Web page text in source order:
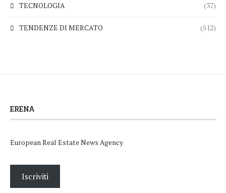
TECNOLOGIA (37)
TENDENZE DI MERCATO (512)
ERENA
European Real Estate News Agency
Iscriviti